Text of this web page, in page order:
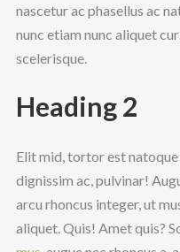
nascetur ac phasellus ac
nunc etiam nunc aliquet
scelerisque.
Heading 2
Elit mid, tortor est
dignissim ac, pulvinar!
arcu rhoncus integer, ut
aliquet. Quis! Amet quis?